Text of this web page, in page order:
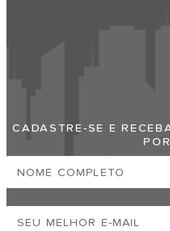
CADASTRE-SE E